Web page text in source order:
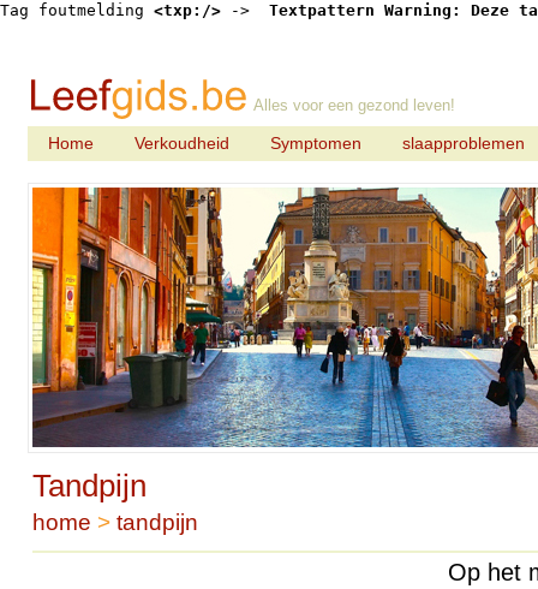
Tag foutmelding <txp:/> -> Textpattern Warning: Deze
Alles voor een gezond leven!
Home Verkoudheid Symptomen slaapproblemen
Tandpijn
home > tandpijn
Op het